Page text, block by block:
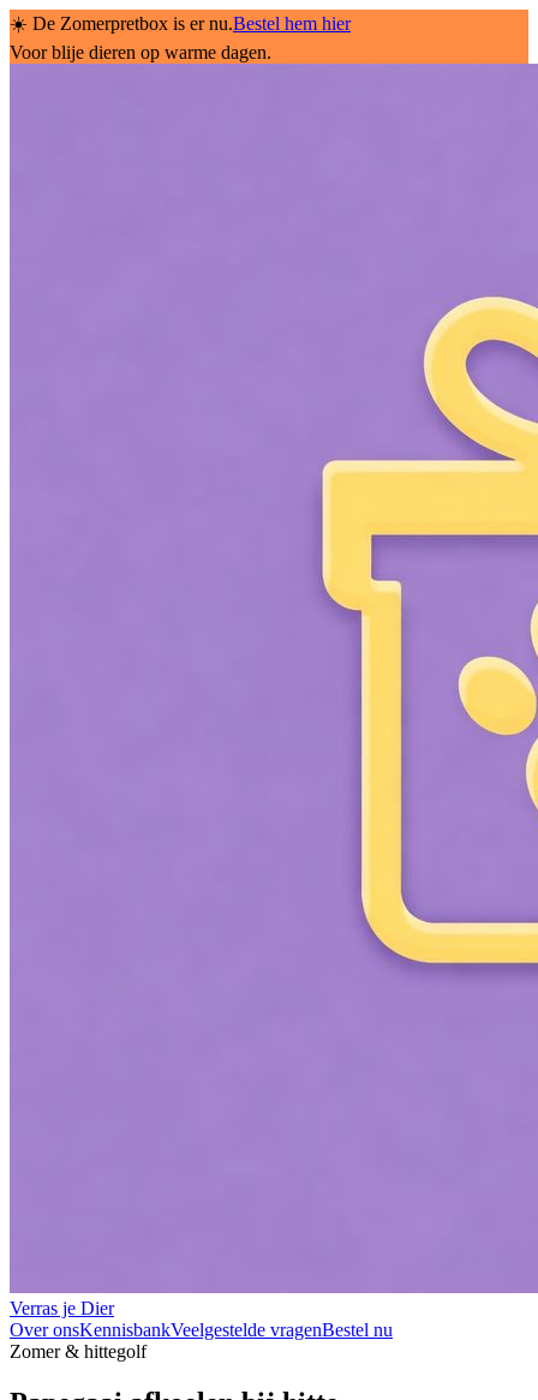
☀️ De Zomerpretbox is er nu.Bestel hem hier
Voor blije dieren op warme dagen.
Verras je Dier
Over onsKennisbankVeelgestelde vragenBestel nu
Zomer & hittegolf